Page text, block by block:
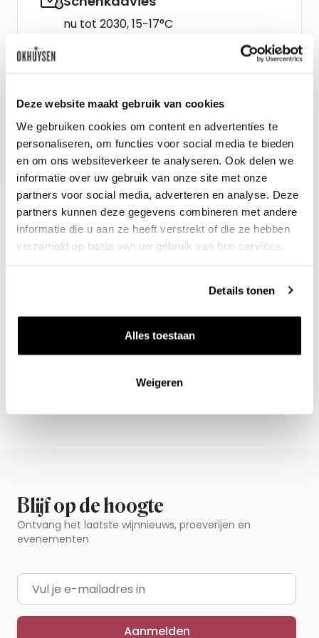
Deze website maakt gebruik van cookies
We gebruiken cookies om content en advertenties te
personaliseren, om functies voor social media te bieden
en om ons websiteverkeer te analyseren. Ook delen we
informatie over uw gebruik van onze site met onze
partners voor social media, adverteren en analyse. Deze
partners kunnen deze gegevens combineren met andere
informatie die u aan ze heeft verstrekt of die ze hebben
verzameld op basis van uw gebruik van hun services.
Details tonen
Alles toestaan
Weigeren
nu tot 2030, 15-17°C
knoflook.
Gratis thuisbezorgd vanaf €115,00
Iedere wijn per fles te bestellen
Blijf op de hoogte
Ontvang het laatste wijnnieuws, proeverijen en
evenementen
E-mailadres
Aanmelden